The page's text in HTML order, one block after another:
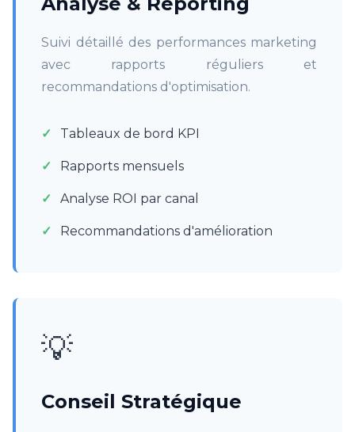
Suivi détaillé des performances marketing
avec rapports réguliers et
recommandations d'optimisation.
Tableaux de bord KPI
Rapports mensuels
Analyse ROI par canal
Recommandations d'amélioration
💡
Conseil Stratégique